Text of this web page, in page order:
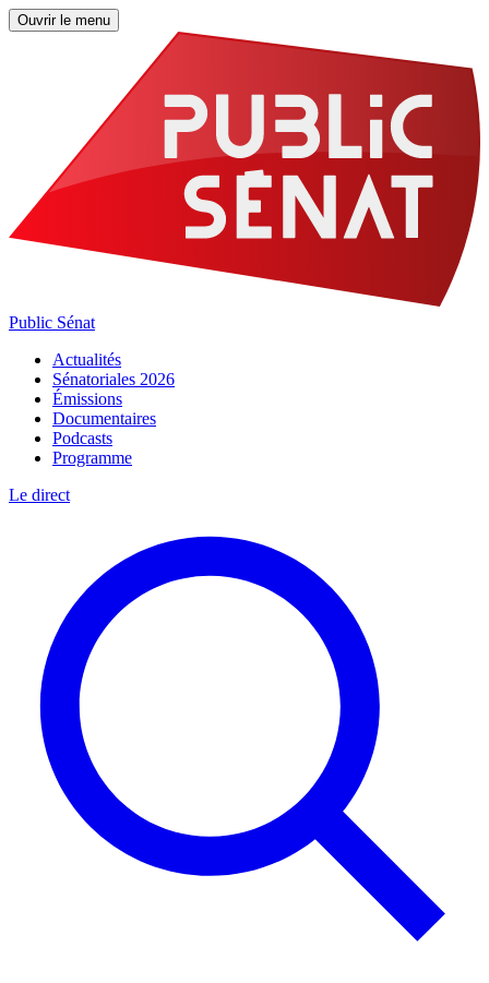
Ouvrir le menu
Public Sénat
Actualités
Sénatoriales 2026
Émissions
Documentaires
Podcasts
Programme
Le direct